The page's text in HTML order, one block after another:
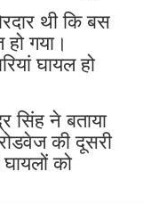
थी कि बस
हो गया।
घायल हो
सिंह ने बताया
की दूसरी
को